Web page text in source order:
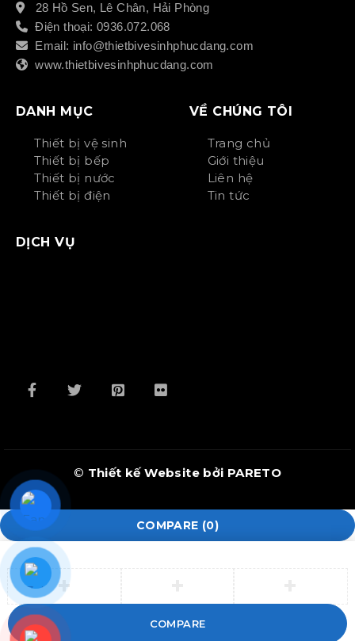
28 Hồ Sen, Lê Chân, Hải Phòng
Điện thoại: 0936.072.068
Email: info@thietbivesinhphucdang.com
www.thietbivesinhphucdang.com
DANH MỤC
Thiết bị vệ sinh
Thiết bị bếp
Thiết bị nước
Thiết bị điện
VỀ CHÚNG TÔI
Trang chủ
Giới thiệu
Liên hệ
Tin tức
DỊCH VỤ
© Thiết kế Website bởi PARETO
COMPARE (0)
COMPARE